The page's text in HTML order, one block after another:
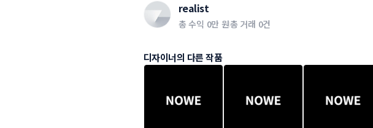
realist
총 수익 0만 원총 거래 0건
디자이너의 다른 작품